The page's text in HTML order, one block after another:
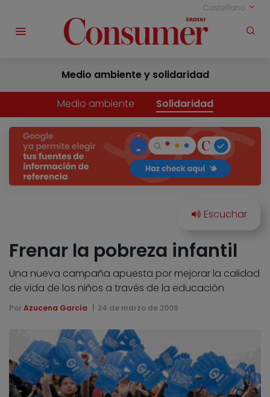
Castellano
Medio ambiente y solidaridad
Medio ambiente Solidaridad
Frenar la pobreza infantil
Una nueva campaña apuesta por mejorar la calidad
de vida de los niños a través de la educación
Por Azucena García 24 de marzo de 2009